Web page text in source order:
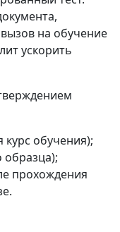
на обучение
ускорить
курс обучения);
образца);
прохождения